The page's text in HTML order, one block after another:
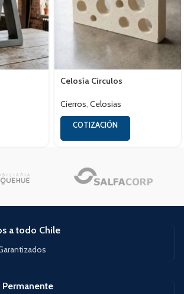
Celosía Círculos
Cierros, Celosias
COTIZACIÓN
a todo Chile